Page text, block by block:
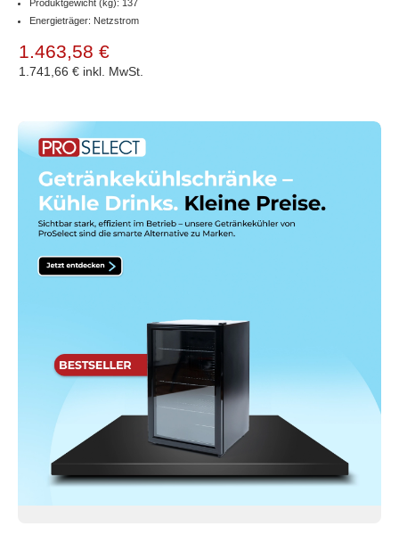
Produktgewicht (kg): 137
Energieträger: Netzstrom
1.463,58 €
1.741,66 € inkl. MwSt.